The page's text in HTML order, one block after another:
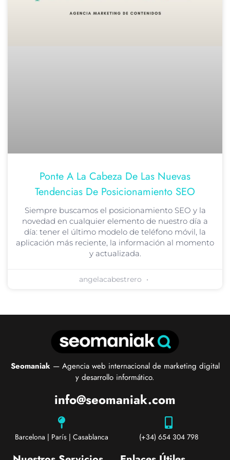
Ponte A La Cabeza De Las Nuevas
Tendencias De Posicionamiento SEO
Siempre buscamos el posicionamiento SEO y la
novedad en cualquier elemento de nuestro día a
día: tener el último modelo de teléfono móvil, la
aplicación más reciente, la información al momento
y actualizada.
angelacabestrero
Seomaniak— Agencia web internacional de marketing digital
y desarrollo informático.
info@seomaniak.com
Barcelona | París | Casablanca (+34) 654 304 798